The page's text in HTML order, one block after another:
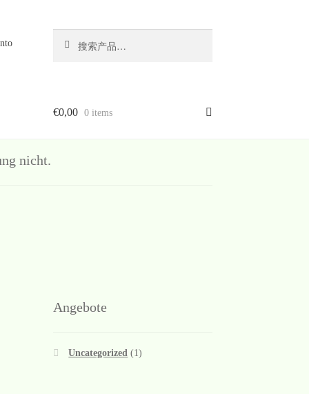
索：
€0,00 0 items
nicht.
Angebote
Uncategorized (1)